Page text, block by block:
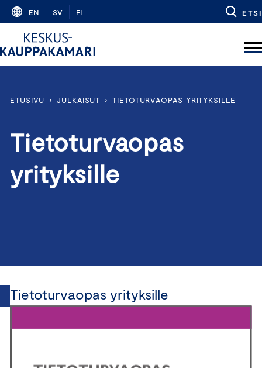
Skip
content
EN SV FI ETSI
ETUSIVU › JULKAISUT › TIETOTURVAOPAS YRITYKSILLE
Tietoturvaopas
yrityksille
Tietoturvaopas yrityksille